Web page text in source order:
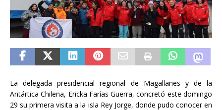
La delegada presidencial regional de Magallanes y de la
Antártica Chilena, Ericka Farías Guerra, concretó este domingo
29 su primera visita a la isla Rey Jorge, donde pudo conocer en